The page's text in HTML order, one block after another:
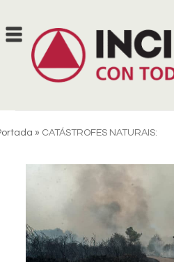
to
content
» CATÁSTROFES NATURAIS: